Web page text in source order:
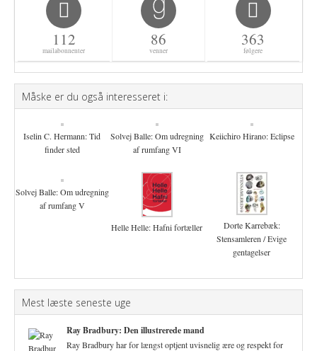
112
mailabonnenter
86
venner
363
følgere
Måske er du også interesseret i:
Iselin C. Hermann: Tid
finder sted
Solvej Balle: Om udregning
af rumfang VI
Keiichiro Hirano: Eclipse
Solvej Balle: Om udregning
af rumfang V
Helle Helle: Hafni fortæller
Dorte Karrebæk:
Stensamleren / Evige
gentagelser
Mest læste seneste uge
Ray Bradbury: Den illustrerede mand
Ray Bradbury har for længst optjent uvisnelig ære og respekt for